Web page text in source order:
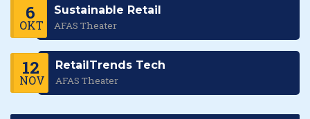
6
OKT
Sustainable Retail
AFAS Theater
12
NOV
RetailTrends Tech
AFAS Theater